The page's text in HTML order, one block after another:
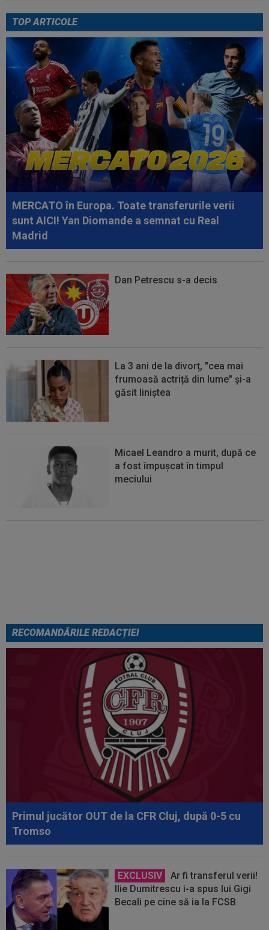
08:26
Vinicius Junior, mesaj pentru Florentino Perez
și Jose Mourinho, după ce a...
08:19
Primul jucător OUT de la CFR Cluj, după 0-5 cu
Tromso
08:13
După ce au refuzat să cânte imnul naţional şi au
fugit din ţară, "trădătoarele"...
07:55
Gata: Rodri și-a dat acordul pentru transfer!
Agentul său a ”rupt” tăcerea
07:47 EXCLUSIV
Ar fi transferul verii! Ilie
Dumitrescu i-a spus lui Gigi Becali pe cine să ia...
TOP ARTICOLE
MERCATO în Europa. Toate transferurile verii
sunt AICI! Yan Diomande a semnat cu Real
Madrid
Dan Petrescu s-a decis
La 3 ani de la divorț, "cea mai
frumoasă actriță din lume" și-a
găsit liniștea
Micael Leandro a murit, după ce
a fost împușcat în timpul
meciului
RECOMANDĂRILE REDACȚIEI
Primul jucător OUT de la CFR Cluj, după 0-5 cu
Tromso
EXCLUSIV
Ar fi transferul verii!
Ilie Dumitrescu i-a spus lui Gigi
Becali pe cine să ia la FCSB